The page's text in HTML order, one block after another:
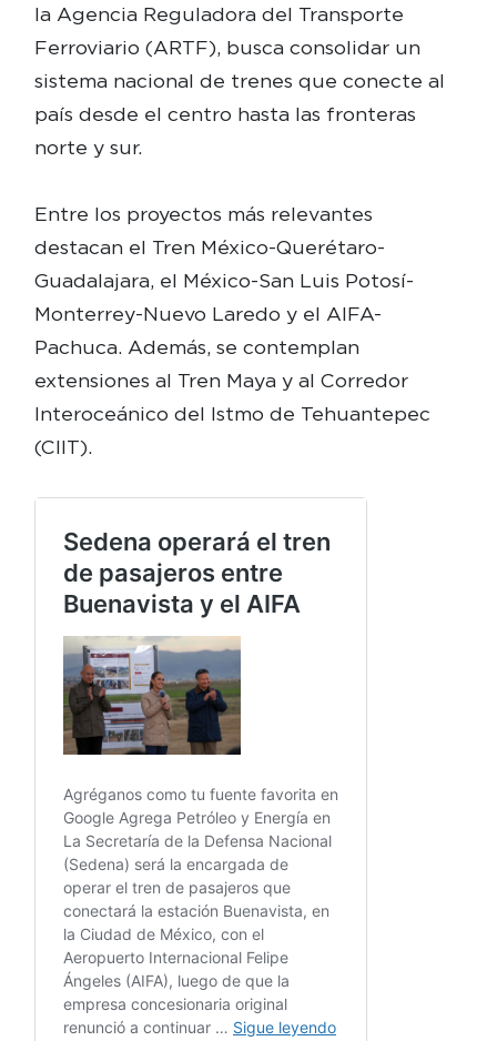
la Agencia Reguladora del Transporte
Ferroviario (ARTF), busca consolidar un
sistema nacional de trenes que conecte al
país desde el centro hasta las fronteras
norte y sur.
Entre los proyectos más relevantes
destacan el Tren México-Querétaro-
Guadalajara, el México-San Luis Potosí-
Monterrey-Nuevo Laredo y el AIFA-
Pachuca. Además, se contemplan
extensiones al Tren Maya y al Corredor
Interoceánico del Istmo de Tehuantepec
(CIIT).